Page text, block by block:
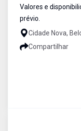
Valores e
prévio.
Cidade Nova,
Compartilhar